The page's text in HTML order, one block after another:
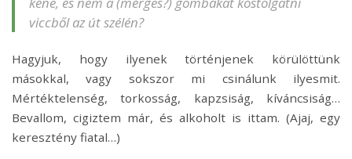
viccből az út szélén?
Hagyjuk, hogy ilyenek történjenek körülöttünk
másokkal, vagy sokszor mi csinálunk ilyesmit.
Mértéktelenség, torkosság, kapzsiság, kíváncsiság…
Bevallom, cigiztem már, és alkoholt is ittam. (Ajaj, egy
keresztény fiatal…)